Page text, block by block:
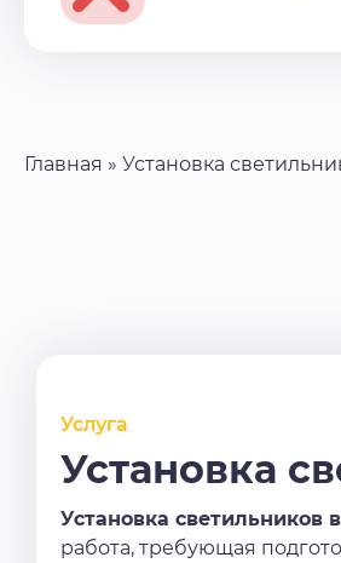
Главная » Установка
Услуга
Установка
Установка светильников
работа, требующая